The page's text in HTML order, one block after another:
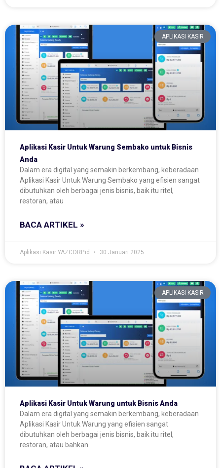
APLIKASI KASIR
Aplikasi Kasir Untuk Warung Sembako untuk Bisnis
Anda
Dalam era digital yang semakin berkembang, keberadaan
Aplikasi Kasir Untuk Warung Sembako yang efisien sangat
dibutuhkan oleh berbagai jenis bisnis, baik itu ritel,
restoran, atau
BACA ARTIKEL »
Aplikasi Kasir YAZCORP.id 30 Januari 2025
APLIKASI KASIR
Aplikasi Kasir Untuk Warung untuk Bisnis Anda
Dalam era digital yang semakin berkembang, keberadaan
Aplikasi Kasir Untuk Warung yang efisien sangat
dibutuhkan oleh berbagai jenis bisnis, baik itu ritel,
restoran, atau bahkan